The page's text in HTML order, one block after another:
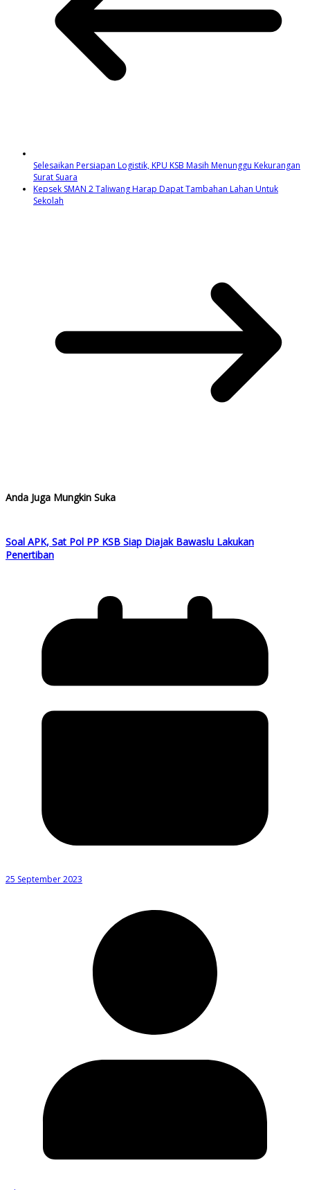
Selesaikan Persiapan Logistik, KPU KSB Masih Menunggu Kekurangan
Surat Suara
Kepsek SMAN 2 Taliwang Harap Dapat Tambahan Lahan Untuk
Sekolah
Anda Juga Mungkin Suka
Soal APK, Sat Pol PP KSB Siap Diajak Bawaslu Lakukan
Penertiban
25 September 2023